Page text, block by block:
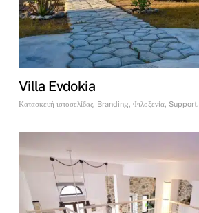
Villa Evdokia
Κατασκευή ιστοσελίδας, Branding, Φιλοξενία, Support.